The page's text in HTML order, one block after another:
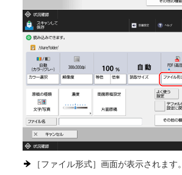
［ファイル形式］画面が表示されます。